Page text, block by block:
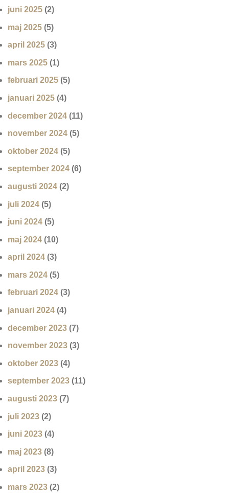
juni 2025 (2)
maj 2025 (5)
april 2025 (3)
mars 2025 (1)
februari 2025 (5)
januari 2025 (4)
december 2024 (11)
november 2024 (5)
oktober 2024 (5)
september 2024 (6)
augusti 2024 (2)
juli 2024 (5)
juni 2024 (5)
maj 2024 (10)
april 2024 (3)
mars 2024 (5)
februari 2024 (3)
januari 2024 (4)
december 2023 (7)
november 2023 (3)
oktober 2023 (4)
september 2023 (11)
augusti 2023 (7)
juli 2023 (2)
juni 2023 (4)
maj 2023 (8)
april 2023 (3)
mars 2023 (2)